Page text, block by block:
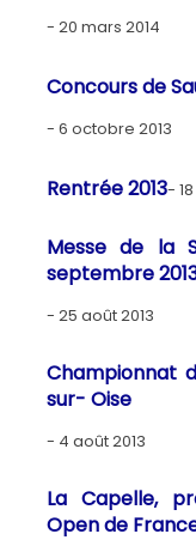
20 mars 2014
Concours de
6 octobre 2013
Rentrée 2013
Messe de la
septembre
25 août 2013
Championnat
sur- Oise
4 août 2013
La Capelle,
Open de